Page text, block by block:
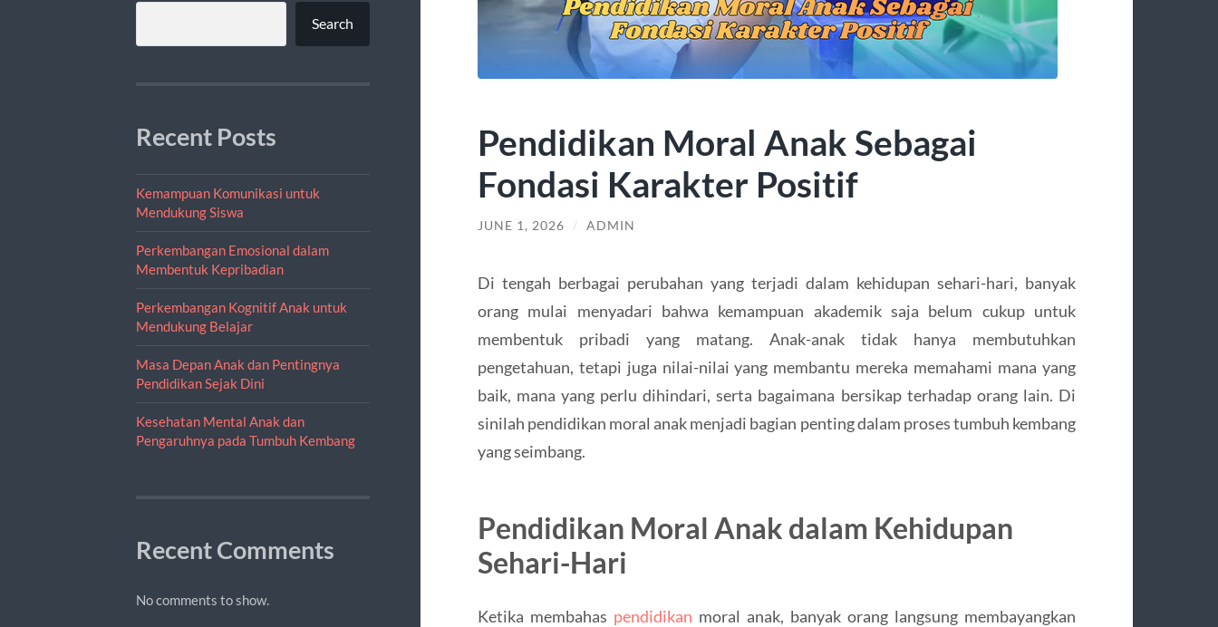
Search
Recent Posts
Kemampuan Komunikasi untuk
Mendukung Siswa
Perkembangan Emosional dalam
Membentuk Kepribadian
Perkembangan Kognitif Anak untuk
Mendukung Belajar
Masa Depan Anak dan Pentingnya
Pendidikan Sejak Dini
Kesehatan Mental Anak dan
Pengaruhnya pada Tumbuh Kembang
Recent Comments
No comments to show.
Pendidikan Moral Anak Sebagai
Fondasi Karakter Positif
JUNE 1, 2026 / ADMIN
Di tengah berbagai perubahan yang terjadi dalam kehidupan sehari-hari, banyak
orang mulai menyadari bahwa kemampuan akademik saja belum cukup untuk
membentuk pribadi yang matang. Anak-anak tidak hanya membutuhkan
pengetahuan, tetapi juga nilai-nilai yang membantu mereka memahami mana yang
baik, mana yang perlu dihindari, serta bagaimana bersikap terhadap orang lain. Di
sinilah pendidikan moral anak menjadi bagian penting dalam proses tumbuh kembang
yang seimbang.
Pendidikan Moral Anak dalam Kehidupan
Sehari-Hari
Ketika membahas pendidikan moral anak, banyak orang langsung membayangkan